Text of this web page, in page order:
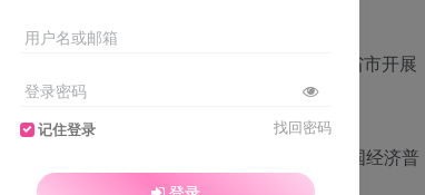
、山东、河南、广东、四川、陕西等10个省市开展
业；国务院：决定于2023年开展第五次全国经济普
用户名或邮箱
登录密码
记住登录 找回密码